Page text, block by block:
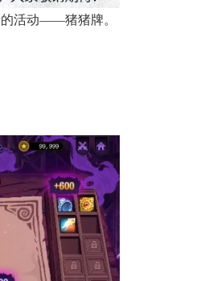
的活动——猪猪牌。